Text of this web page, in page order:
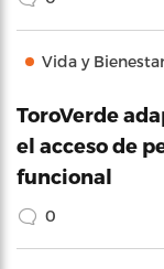
Vida y
ToroVerde
el acceso de
funcional
0